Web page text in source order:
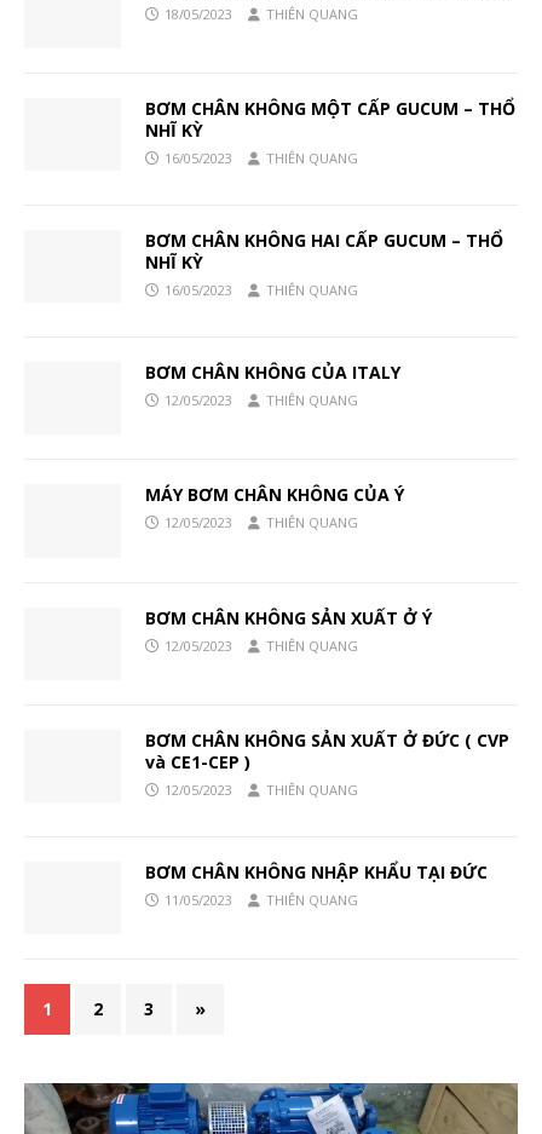
18/05/2023 THIÊN QUANG
BƠM CHÂN KHÔNG MỘT CẤP GUCUM – THỔ
NHĨ KỲ
16/05/2023 THIÊN QUANG
BƠM CHÂN KHÔNG HAI CẤP GUCUM – THỔ
NHĨ KỲ
16/05/2023 THIÊN QUANG
BƠM CHÂN KHÔNG CỦA ITALY
12/05/2023 THIÊN QUANG
MÁY BƠM CHÂN KHÔNG CỦA Ý
12/05/2023 THIÊN QUANG
BƠM CHÂN KHÔNG SẢN XUẤT Ở Ý
12/05/2023 THIÊN QUANG
BƠM CHÂN KHÔNG SẢN XUẤT Ở ĐỨC ( CVP
và CE1-CEP )
12/05/2023 THIÊN QUANG
BƠM CHÂN KHÔNG NHẬP KHẨU TẠI ĐỨC
11/05/2023 THIÊN QUANG
1 2 3 »